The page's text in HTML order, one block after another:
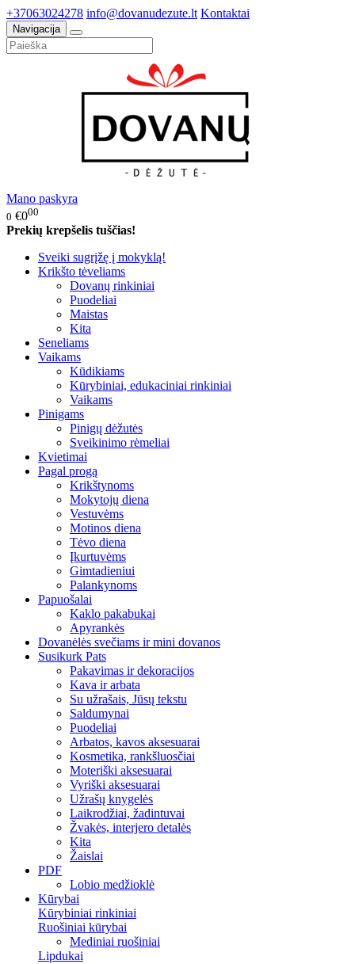
+37063024278 info@dovanudezute.lt Kontaktai
Navigacija
Mano paskyra
0 €000
Prekių krepšelis tuščias!
Sveiki sugrįžę į mokyklą!
Krikšto tėveliams
Dovanų rinkiniai
Puodeliai
Maistas
Kita
Seneliams
Vaikams
Kūdikiams
Kūrybiniai, edukaciniai rinkiniai
Vaikams
Pinigams
Pinigų dėžutės
Sveikinimo rėmeliai
Kvietimai
Pagal progą
Krikštynoms
Mokytojų diena
Vestuvėms
Motinos diena
Tėvo diena
Įkurtuvėms
Gimtadieniui
Palankynoms
Papuošalai
Kaklo pakabukai
Apyrankės
Dovanėlės svečiams ir mini dovanos
Susikurk Pats
Pakavimas ir dekoracijos
Kava ir arbata
Su užrašais, Jūsų tekstu
Saldumynai
Puodeliai
Arbatos, kavos aksesuarai
Kosmetika, rankšluosčiai
Moteriški aksesuarai
Vyriški aksesuarai
Užrašų knygelės
Laikrodžiai, žadintuvai
Žvakės, interjero detalės
Kita
Žaislai
PDF
Lobio medžioklė
Kūrybai
Kūrybiniai rinkiniai
Ruošiniai kūrybai
Mediniai ruošiniai
Lipdukai